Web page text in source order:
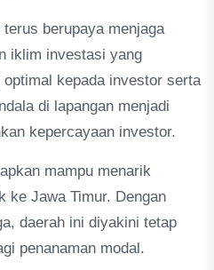
berupaya menjaga
iklim investasi yang
kepada investor serta
di lapangan menjadi
kepercayaan investor.
mampu menarik
ke Jawa Timur. Dengan
daerah ini diyakini tetap
penanaman modal.